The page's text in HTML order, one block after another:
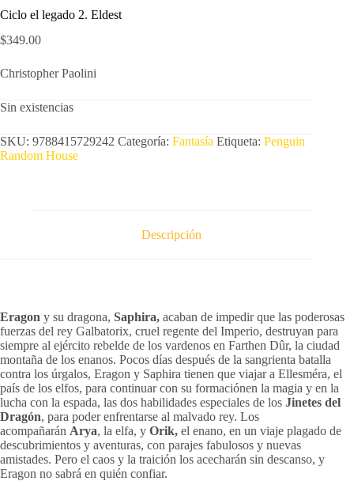
Ciclo el legado 2. Eldest
$349.00
Christopher Paolini
Sin existencias
SKU: 9788415729242 Categoría: Fantasía Etiqueta: Penguin
Random House
Descripción
Eragon y su dragona, Saphira, acaban de impedir que las poderosas
fuerzas del rey Galbatorix, cruel regente del Imperio, destruyan para
siempre al ejército rebelde de los vardenos en Farthen Dûr, la ciudad
montaña de los enanos. Pocos días después de la sangrienta batalla
contra los úrgalos, Eragon y Saphira tienen que viajar a Ellesméra, el
país de los elfos, para continuar con su formaciónen la magia y en la
lucha con la espada, las dos habilidades especiales de los Jinetes del
Dragón, para poder enfrentarse al malvado rey. Los
acompañarán Arya, la elfa, y Orik, el enano, en un viaje plagado de
descubrimientos y aventuras, con parajes fabulosos y nuevas
amistades. Pero el caos y la traición los acecharán sin descanso, y
Eragon no sabrá en quién confiar.